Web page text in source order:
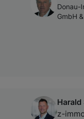
Donau-
GmbH
Harald
z-